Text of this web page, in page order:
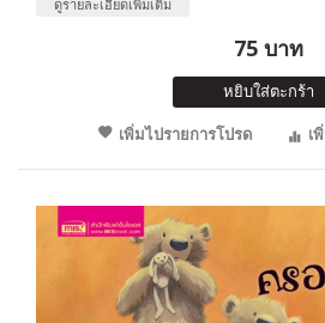
ดูรายละเอียดเพิ่มเติม
75 บาท
หยิบใส่ตะกร้า
เพิ่มไปรายการโปรด
เ